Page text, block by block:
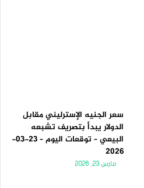
سعر الجنيه الإسترليني مقابل
الدولار يبدأ بتصريف تشبعه
البيعي – توقعات اليوم – 23-03-
2026
مارس 23, 2026